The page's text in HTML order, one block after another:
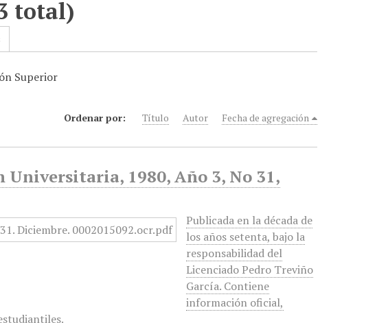
total)
Superior
Ordenar por: Título Autor Fecha de agregación
1980, Año 3, No 31,
Publicada en la década de
los años setenta, bajo la
responsabilidad del
Licenciado Pedro Treviño
García. Contiene
información oficial,